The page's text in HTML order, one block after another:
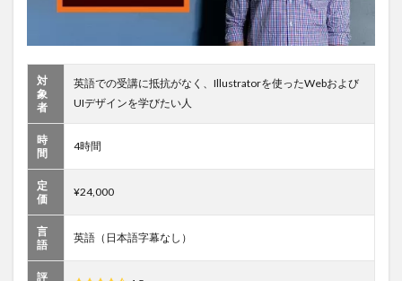
対
象
者
英語での受講に抵抗がなく、Illustratorを使ったWebおよび
UIデザインを学びたい人
時
間
4時間
定
価
¥24,000
言
語
英語（日本語字幕なし）
評